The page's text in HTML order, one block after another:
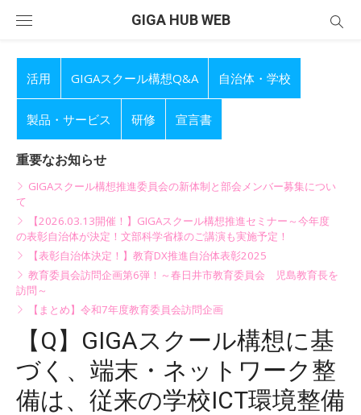
GIGA HUB WEB
活用 GIGAスクール構想Q&A 自治体・学校
製品・サービス 研修 宣言書
重要なお知らせ
GIGAスクール構想推進委員会の新体制と部会メンバー募集につい
て
【2026.03.13開催！】GIGAスクール構想推進セミナー～今年度
の表彰自治体が決定！文部科学省様のご講演も実施予定！
【表彰自治体決定！】教育DX推進自治体表彰2025
教育委員会訪問企画第6弾！～春日井市教育委員会 児島教育長を
訪問～
【まとめ】令和7年度教育委員会訪問企画
【Q】GIGAスクール構想に基
づく、端末・ネットワーク整
備は、従来の学校ICT環境整備